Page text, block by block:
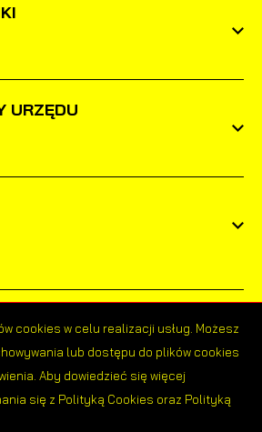
URZĘDU
1628871
cookies w celu realizacji usług. Możesz
lub dostępu do plików cookies
Aby dowiedzieć się więcej
się z Polityką Cookies oraz Polityką